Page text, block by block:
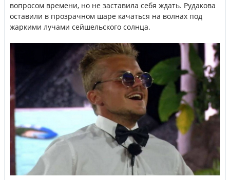
вопросом времени, но не заставила себя ждать. Рудакова
оставили в прозрачном шаре качаться на волнах под
жаркими лучами сейшельского солнца.